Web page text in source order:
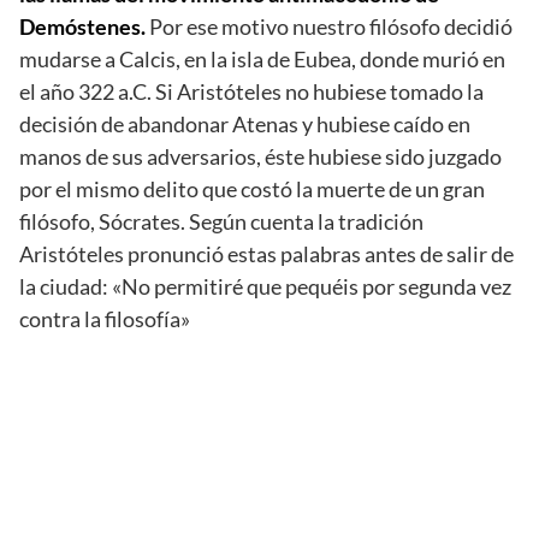
Demóstenes.Por ese motivo nuestro filósofo decidió
mudarse a Calcis, en la isla de Eubea, donde murió en
el año 322 a.C. Si Aristóteles no hubiese tomado la
decisión de abandonar Atenas y hubiese caído en
manos de sus adversarios, éste hubiese sido juzgado
por el mismo delito que costó la muerte de un gran
filósofo, Sócrates. Según cuenta la tradición
Aristóteles pronunció estas palabras antes de salir de
la ciudad: «No permitiré que pequéis por segunda vez
contra la filosofía»